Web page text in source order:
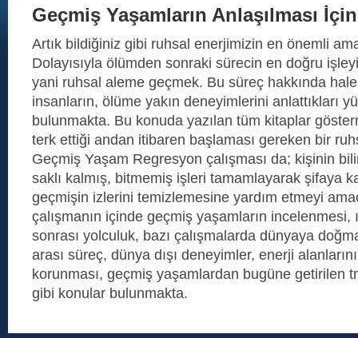
Geçmiş Yaşamların Anlaşılması
Artık bildiğiniz gibi ruhsal enerjimizin en önemli
Dolayısıyla ölümden sonraki sürecin en doğru
yani ruhsal aleme geçmek. Bu süreç hakkında
insanların, ölüme yakın deneyimlerini anlattıkları
bulunmakta. Bu konuda yazılan tüm kitaplar
terk ettiği andan itibaren başlaması gereken bir
Geçmiş Yaşam Regresyon çalışması da; kişinin
saklı kalmış, bitmemiş işleri tamamlayarak şifaya
geçmişin izlerini temizlemesine yardım etmeyi
çalışmanın içinde geçmiş yaşamların incelenmesi,
sonrası yolculuk, bazı çalışmalarda dünyaya
arası süreç, dünya dışı deneyimler, enerji
korunması, geçmiş yaşamlardan bugüne getirilen
gibi konular bulunmakta.